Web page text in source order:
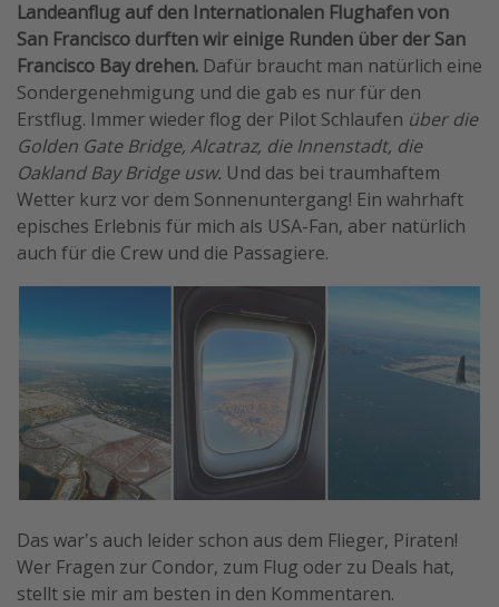
Landeanflug auf den Internationalen Flughafen von
San Francisco durften wir einige Runden über der San
Francisco Bay drehen. Dafür braucht man natürlich eine
Sondergenehmigung und die gab es nur für den
Erstflug. Immer wieder flog der Pilot Schlaufen über die
Golden Gate Bridge, Alcatraz, die Innenstadt, die
Oakland Bay Bridge usw. Und das bei traumhaftem
Wetter kurz vor dem Sonnenuntergang! Ein wahrhaft
episches Erlebnis für mich als USA-Fan, aber natürlich
auch für die Crew und die Passagiere.
Das war's auch leider schon aus dem Flieger, Piraten!
Wer Fragen zur Condor, zum Flug oder zu Deals hat,
stellt sie mir am besten in den Kommentaren.